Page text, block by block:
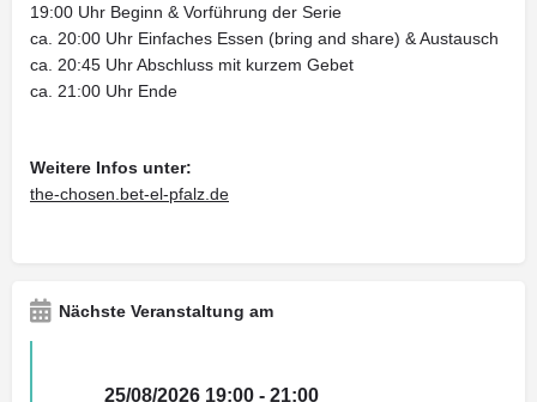
19:00 Uhr Beginn & Vorführung der Serie
ca. 20:00 Uhr Einfaches Essen (bring and share) & Austausch
ca. 20:45 Uhr Abschluss mit kurzem Gebet
ca. 21:00 Uhr Ende
Weitere Infos unter:
the-chosen.bet-el-pfalz.de
Nächste Veranstaltung am
25/08/2026 19:00 - 21:00